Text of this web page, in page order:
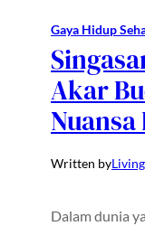
Gaya Hidup
Akar
Written by
Dalam dunia